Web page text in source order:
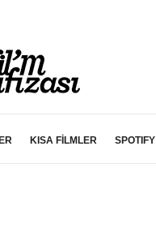
KISA FİLMLER SPOTIFY